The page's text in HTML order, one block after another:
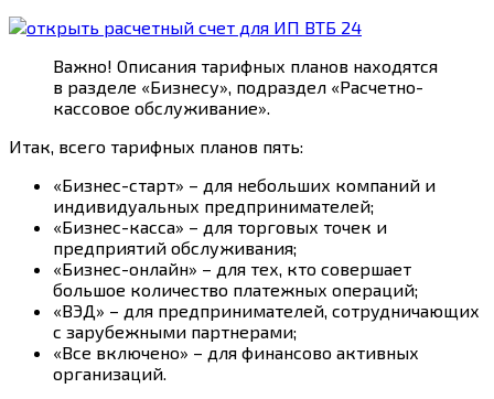
Важно! Описания тарифных планов находятся
в разделе «Бизнесу», подраздел «Расчетно-
кассовое обслуживание».
Итак, всего тарифных планов пять:
«Бизнес-старт» – для небольших компаний и
индивидуальных предпринимателей;
«Бизнес-касса» – для торговых точек и
предприятий обслуживания;
«Бизнес-онлайн» – для тех, кто совершает
большое количество платежных операций;
«ВЭД» – для предпринимателей, сотрудничающих
с зарубежными партнерами;
«Все включено» – для финансово активных
организаций.